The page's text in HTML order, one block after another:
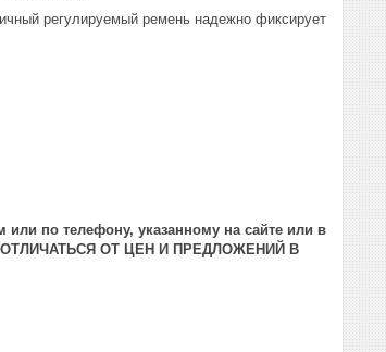
регулируемый ремень надежно фиксирует
по телефону, указанному на сайте или в
ОТ ЦЕН И ПРЕДЛОЖЕНИЙ В